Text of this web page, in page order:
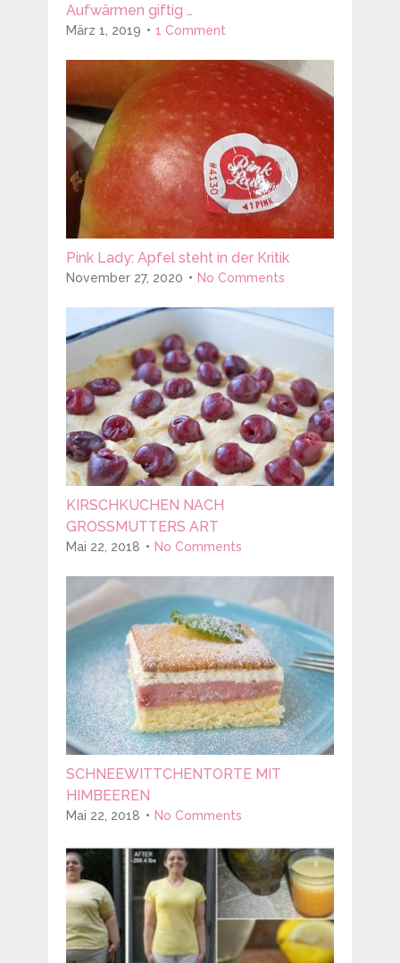
Aufwärmen giftig …
März 1, 2019 1 Comment
Pink Lady: Apfel steht in der Kritik
November 27, 2020 No Comments
KIRSCHKUCHEN NACH
GROSSMUTTERS ART
Mai 22, 2018 No Comments
SCHNEEWITTCHENTORTE MIT
HIMBEEREN
Mai 22, 2018 No Comments